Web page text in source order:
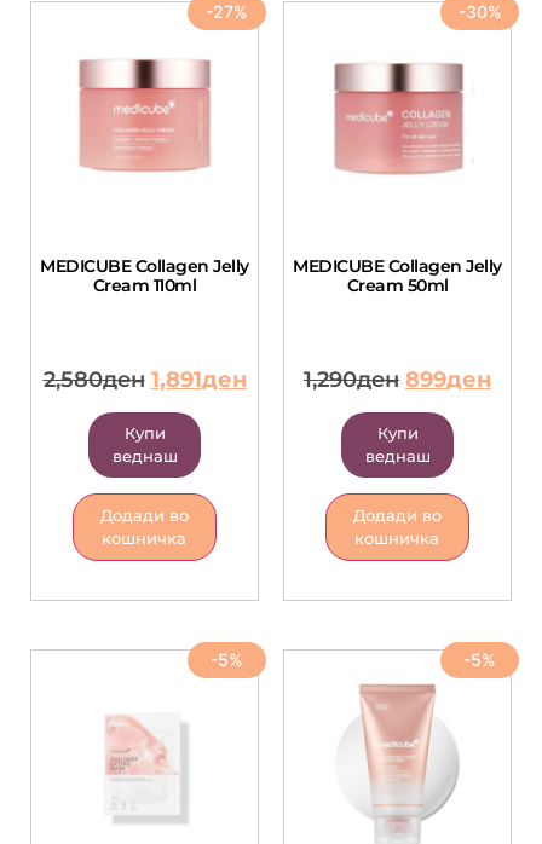
-27%
MEDICUBE Collagen Jelly
Cream 110ml
2,580ден 1,891ден
Купи
веднаш
Додади во
кошничка
-30%
MEDICUBE Collagen Jelly
Cream 50ml
1,290ден 899ден
Купи
веднаш
Додади во
кошничка
-5% -5%